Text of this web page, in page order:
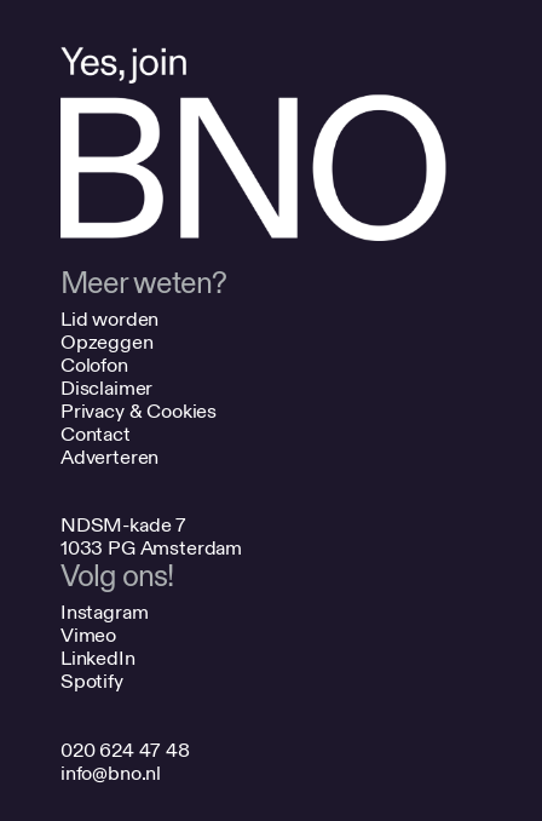
Meer weten?
Lid worden
Opzeggen
Colofon
Disclaimer
Privacy & Cookies
Contact
Adverteren
NDSM-kade 7
1033 PG Amsterdam
Volg ons!
Instagram
Vimeo
LinkedIn
Spotify
020 624 47 48
info@bno.nl